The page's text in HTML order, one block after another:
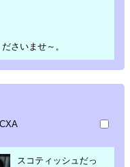
さいませ～。
スコティッシュだっ